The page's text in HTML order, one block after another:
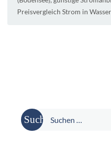
Preisvergleich Strom in
Suche
nach: